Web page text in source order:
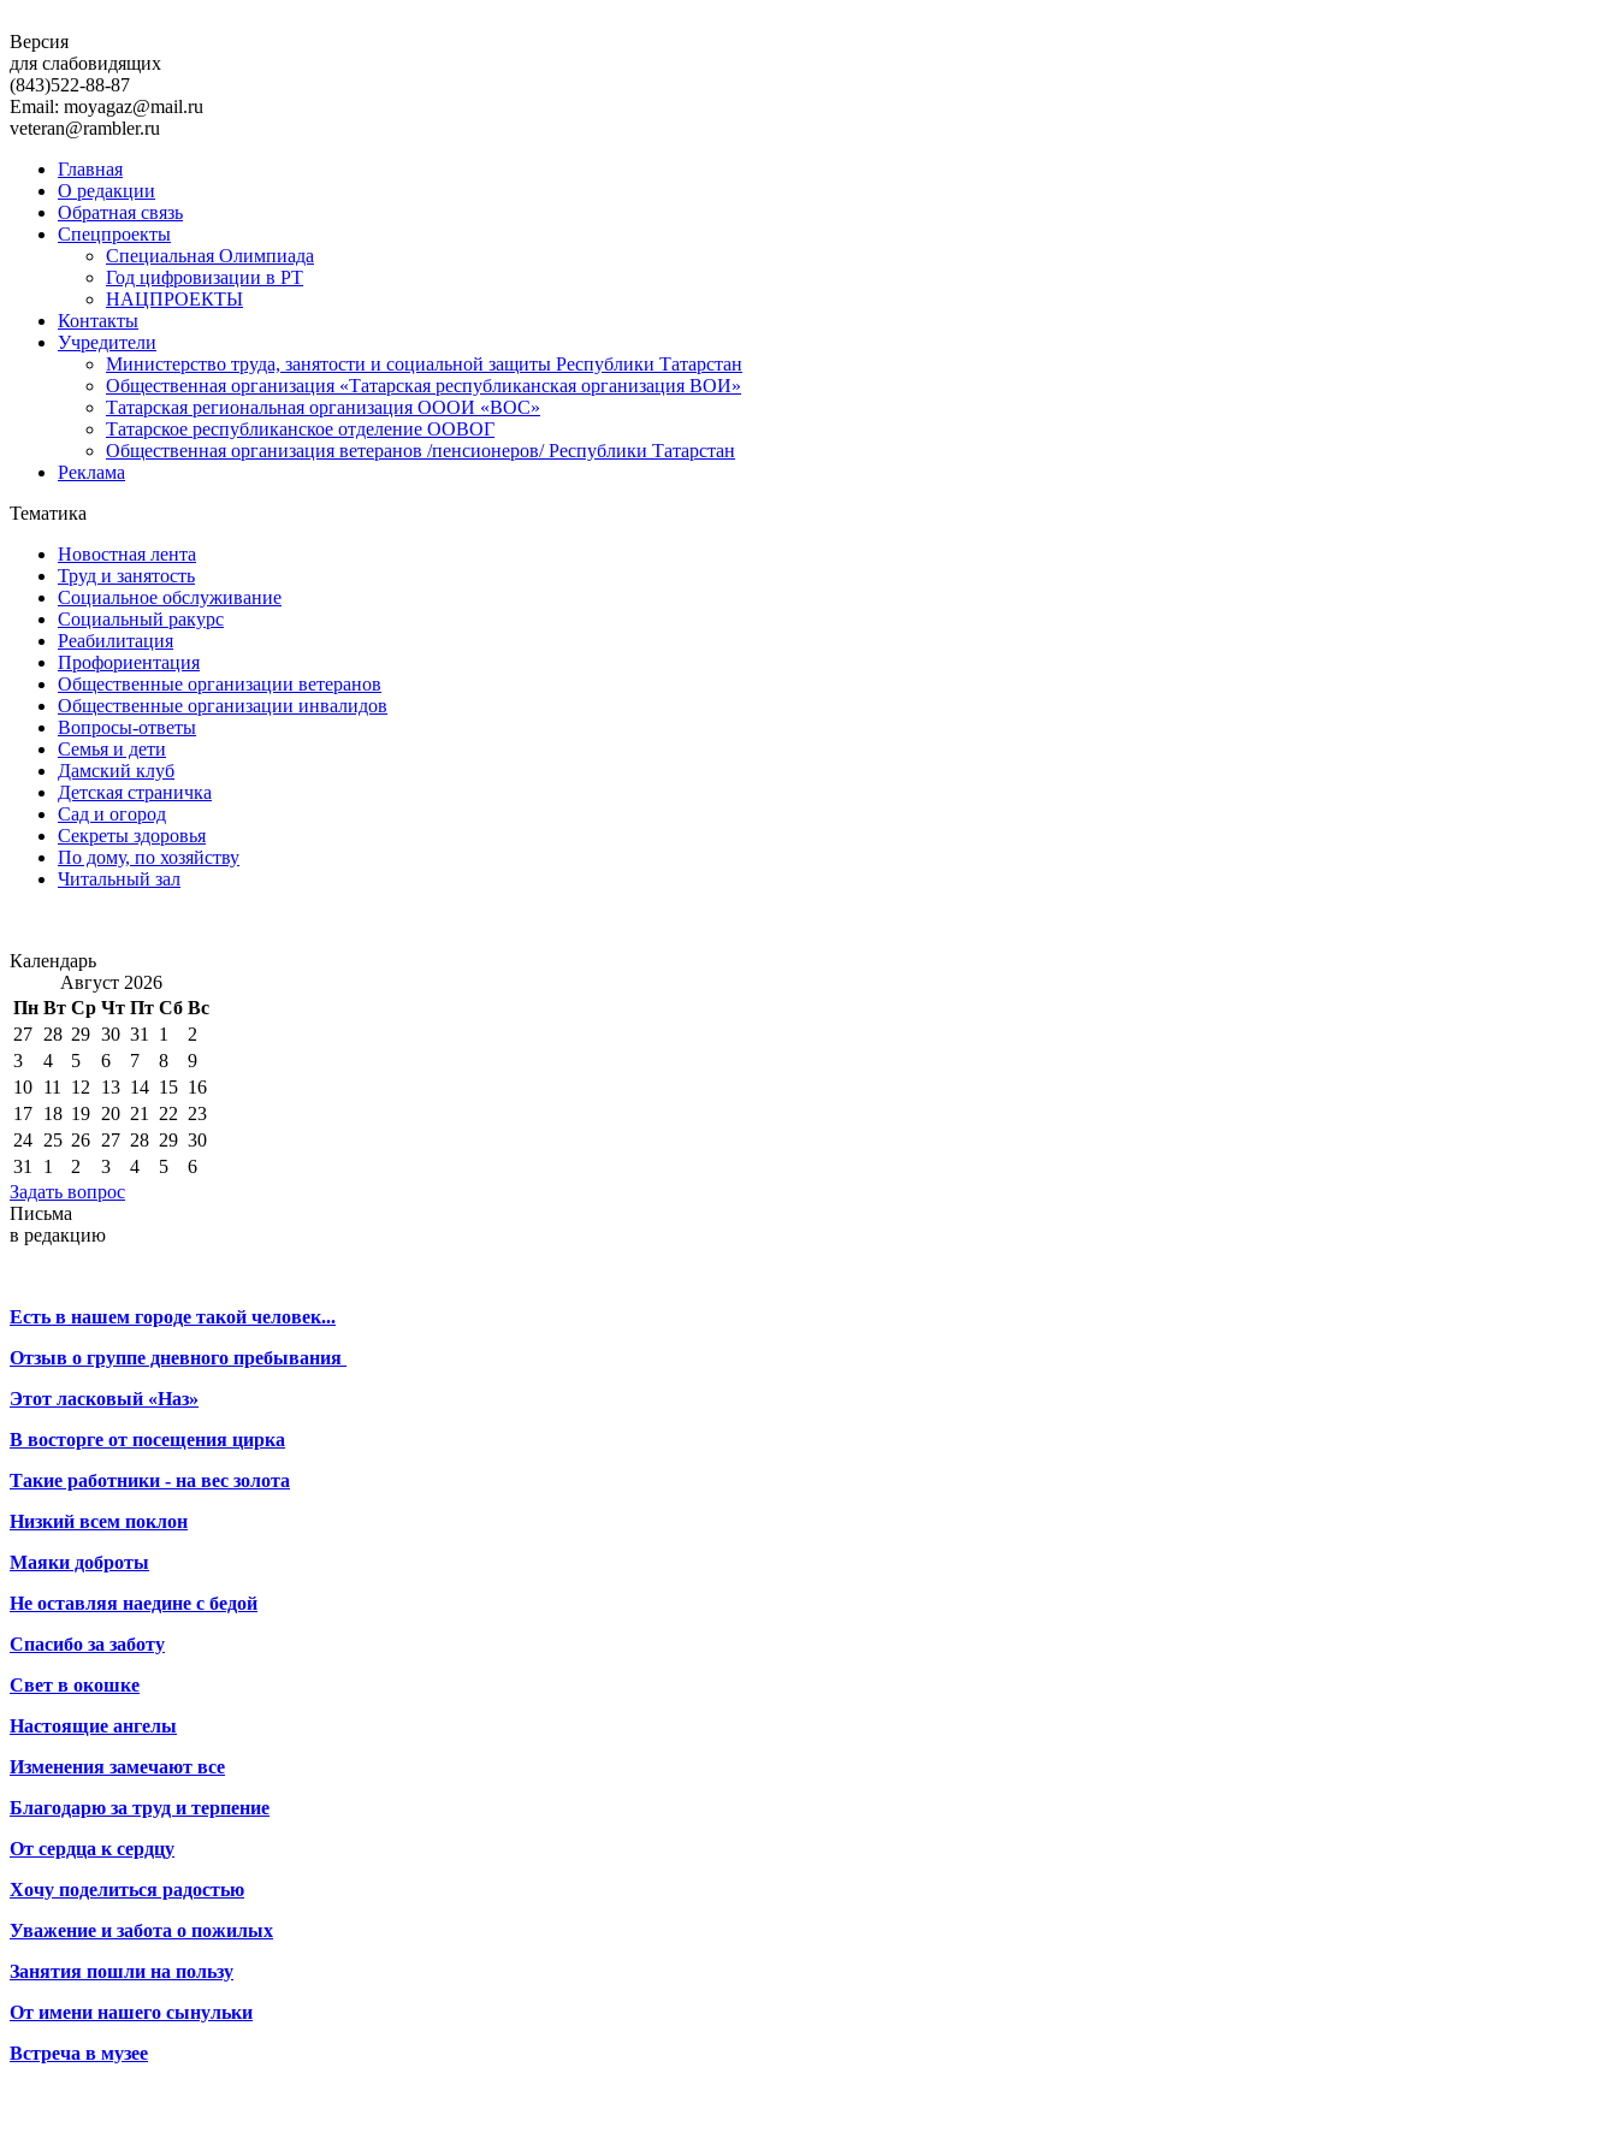
Версия
для слабовидящих
(843)522-88-87
Email: moyagaz@mail.ru
veteran@rambler.ru
Главная
О редакции
Обратная связь
Спецпроекты
Специальная Олимпиада
Год цифровизации в РТ
НАЦПРОЕКТЫ
Контакты
Учредители
Министерство труда, занятости и социальной защиты Республики Татарстан
Общественная организация «Татарская республиканская организация ВОИ»
Татарская региональная организация ОООИ «ВОС»
Татарское республиканское отделение ООВОГ
Общественная организация ветеранов /пенсионеров/ Республики Татарстан
Реклама
Тематика
Новостная лента
Труд и занятость
Социальное обслуживание
Социальный ракурс
Реабилитация
Профориентация
Общественные организации ветеранов
Общественные организации инвалидов
Вопросы-ответы
Семья и дети
Дамский клуб
Детская страничка
Сад и огород
Секреты здоровья
По дому, по хозяйству
Читальный зал
Календарь
Август 2026
Пн Вт Ср Чт Пт Сб Вс
27 28 29 30 31 1
2
3
4 5 6 7 8
9
10 11 12 13 14 15 16
17 18 19 20 21 22 23
24 25 26 27 28 29 30
31
1 2 3 4 5
6
Задать вопрос
Письма
в редакцию
Есть в нашем городе такой человек...
Отзыв о группе дневного пребывания
Этот ласковый «Наз»
В восторге от посещения цирка
Такие работники - на вес золота
Низкий всем поклон
Маяки доброты
Не оставляя наедине с бедой
Спасибо за заботу
Свет в окошке
Настоящие ангелы
Изменения замечают все
Благодарю за труд и терпение
От сердца к сердцу
Хочу поделиться радостью
Уважение и забота о пожилых
Занятия пошли на пользу
От имени нашего сынульки
Встреча в музее